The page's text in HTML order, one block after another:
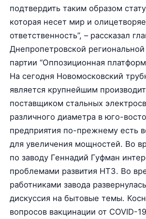
подтвердить таким образом
которая несет мир и
ответственность”, – рассказал
Днепропетровской региональной
партии “Оппозиционная
На сегодня Новомосковский
является крупнейшим
поставщиком стальных
различного диаметра в юго-
предприятия по-прежнему есть
для увеличения мощностей. Во
по заводу Геннадий Гуфман
проблемами развития НТЗ. Во
работниками завода
дискуссия на бытовые темы.
вопросов вакцинации от COVID-